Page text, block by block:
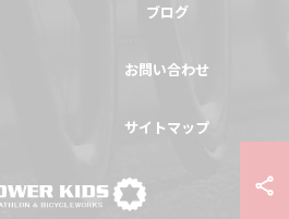
ブログ
お問い合わせ
サイトマップ